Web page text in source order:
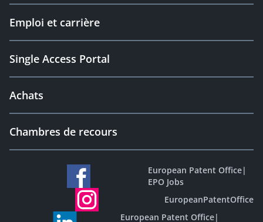
Emploi et carrière
Single Access Portal
Achats
Chambres de recours
European Patent Office|
EPO Jobs
EuropeanPatentOffice
European Patent Office|